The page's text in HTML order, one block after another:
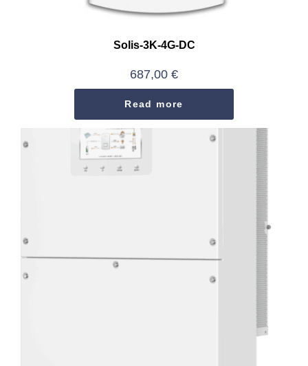
Solis-3K-4G-DC
687,00 €
Read more